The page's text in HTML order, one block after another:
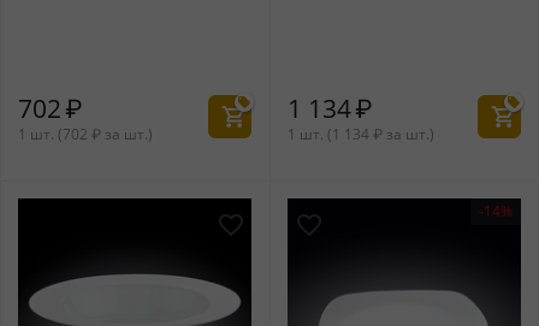
702₽
1 шт. (702 ₽ за шт.)
1 134₽
1 шт. (1 134 ₽ за шт.)
-14%